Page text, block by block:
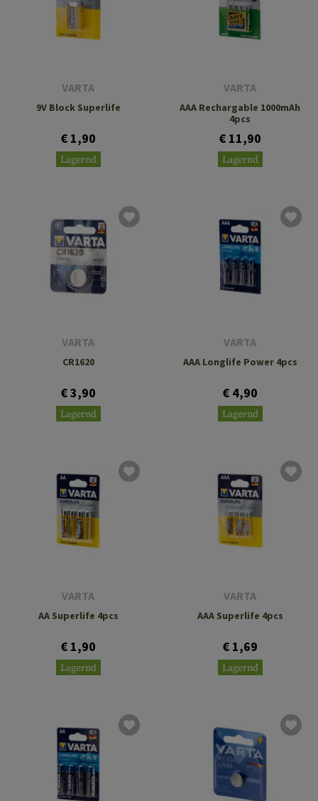
VARTA
9V Block Superlife
€ 1,90
Lagernd
VARTA
AAA Rechargable 1000mAh
4pcs
€ 11,90
Lagernd
VARTA
CR1620
€ 3,90
Lagernd
VARTA
AAA Longlife Power 4pcs
€ 4,90
Lagernd
VARTA
AA Superlife 4pcs
€ 1,90
Lagernd
VARTA
AAA Superlife 4pcs
€ 1,69
Lagernd